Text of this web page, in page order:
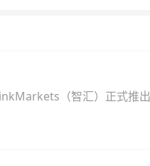
（智汇）正式推
置、支持软件及交易细则。